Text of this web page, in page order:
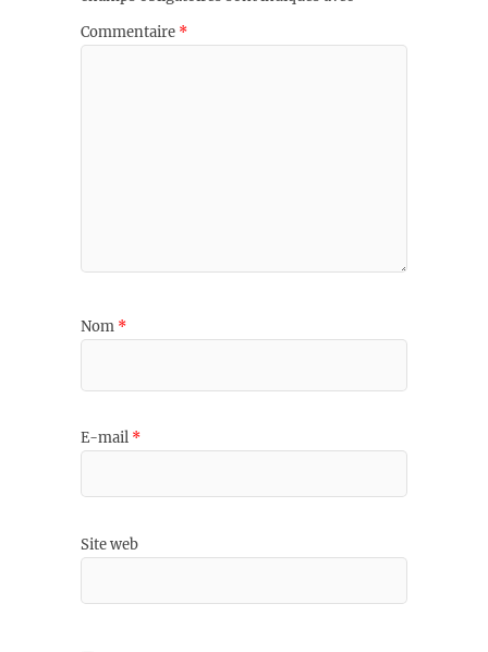
Commentaire *
Nom *
E-mail *
Site web